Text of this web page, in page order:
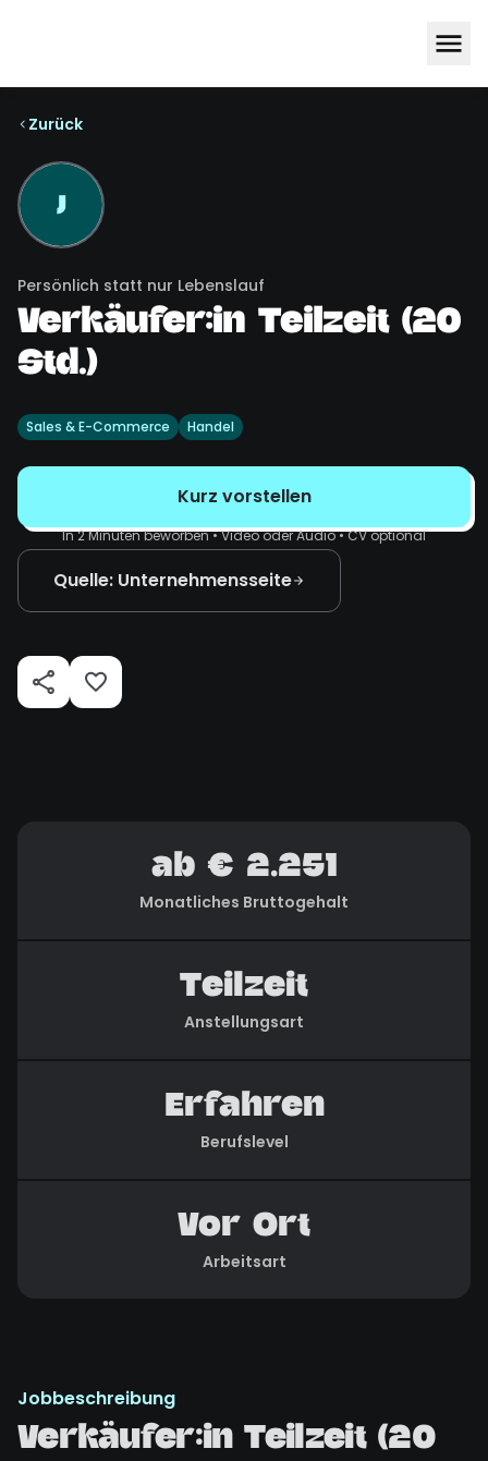
Zurück
J
Persönlich statt nur Lebenslauf
Verkäufer:in Teilzeit (20
Std.)
Sales & E-Commerce Handel
Kurz vorstellen
In 2 Minuten beworben • Video oder Audio • CV optional
Quelle: Unternehmensseite
ab € 2.251
Monatliches Bruttogehalt
Teilzeit
Anstellungsart
Erfahren
Berufslevel
Vor Ort
Arbeitsart
Jobbeschreibung
Verkäufer:in Teilzeit (20